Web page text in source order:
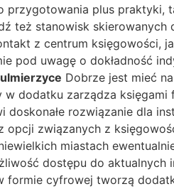
plus praktyki,
też stanowisk
z centrum księgowości,
pod uwagę o dokładność
Dobrze jest mieć
dodatku zarządza
rozwiązanie dla
związanych z
miastach
dostępu do
formie cyfrowej tworzą